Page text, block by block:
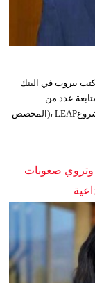
بيروت في البنك
عدد من
المشاريع قيد التنفيذ، وجرى التركيز بشكل خاص على مشروعLEAP ،(المخصص
وتروي صعوبات